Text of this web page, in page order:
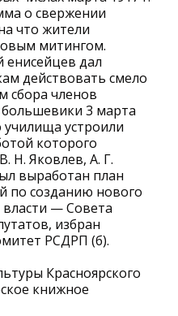
о свержении
что жители
митингом.
дал
действовать смело
сбора членов
3 марта
училища устроили
которого
Н. Яковлев, А. Г.
выработан план
по созданию нового
— Совета
избран
РСДРП (б).
Красноярского
книжное